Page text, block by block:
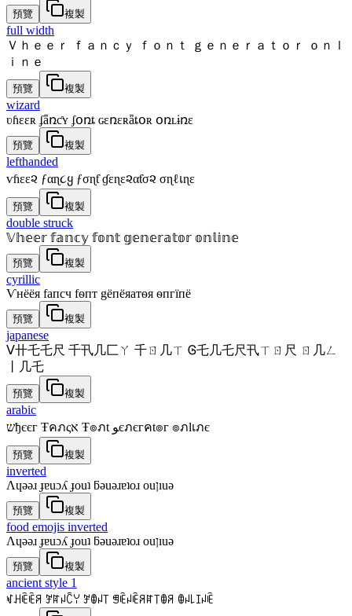
預覽 複製
full width
Ｖｈｅｅｒ ｆａｎｃｙ ｆｏｎｔ ｇｅｎｅｒａｔｏｒ ｏｎｌ
ｉｎｅ
預覽 複製
wizard
ʋɦɛɛʀ ʄǟռƈʏ ʄօռȶ ɢɛռɛʀǟȶօʀ օռʟɨռɛ
預覽 複製
lefthanded
ѵɦεε૨ ƒαɳ૮ყ ƒσɳƭ ɠεɳε૨αƭσ૨ σɳℓเɳε
預覽 複製
double struck
𝕍𝕙𝕖𝕖𝕣 𝕗𝕒𝕟𝕔𝕪 𝕗𝕠𝕟𝕥 𝕘𝕖𝕟𝕖𝕣𝕒𝕥𝕠𝕣 𝕠𝕟𝕝𝕚𝕟𝕖
預覽 複製
cyrillic
Ѵнёёя fапcч fѳпт gёпёяатѳя ѳпгїпё
預覽 複製
japanese
ᐯ卄乇乇尺 千卂几匚ㄚ 千ㄖ几ㄒ Ꮆ乇几乇尺卂ㄒㄖ尺 ㄖ几ㄥ
丨几乇
預覽 複製
arabic
שђєєг Ŧคภςא Ŧ๏ภt ﻮєภєгคt๏г ๏ภlเภє
預覽 複製
inverted
Λɥǝǝɹ ɟɐuɔʎ ɟouʇ ƃǝuǝɹɐʇoɹ ouןıuǝ
預覽 複製
food emojis inverted
Λɥǝǝɹ ɟɐuɔʎ ɟouʇ ƃǝuǝɹɐʇoɹ ouןıuǝ
預覽 複製
ancient style 1
ꃴꃅꍟꍟꋪ ꎇꍏꈤꉓꌩ ꎇꂦꈤ꓄ ꁅꍟꈤꍟꋪꍏ꓄ꂦꋪ ꂦꈤ꒒ꀤꈤꍟ